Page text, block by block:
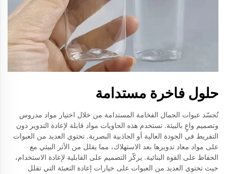
حلول فاخرة مستدامة
تُجسّد عبوات الجمال الفخامة المستدامة من خلال اختيار مواد مدروس
وتصميم واعٍ بالبيئة. تستخدم هذه الحاويات مواد قابلة لإعادة التدوير دون
التفريط في الجودة العالية أو الجاذبية البصرية. تحتوي العديد من العبوات
على مواد معاد تدويرها بعد الاستهلاك، مما يقلل من الأثر البيئي مع
الحفاظ على القوة البنائية. يركّز التصميم على القابلية لإعادة الاستخدام،
حيث تحتوي العديد من العبوات على خيارات إعادة التعبئة التي تقلل